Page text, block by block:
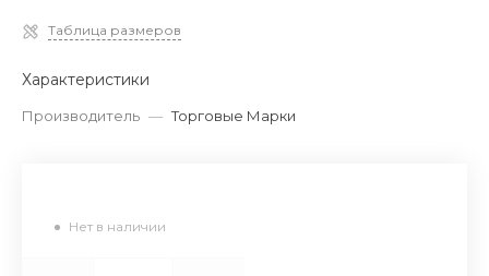
Таблица размеров
Характеристики
Производитель — Торговые Марки
Нет в наличии